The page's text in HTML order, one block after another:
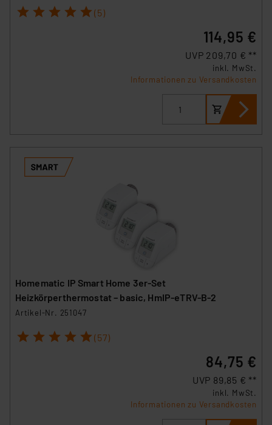
„Einige Drittanbieter verarbeiten personenbezogene
Daten in den USA. Ihre Einwilligung zur Einbindung von
Cookies dieser Drittanbieter umfasst daher ggf. auch
die Verarbeitung Ihrer Daten in den USA gemäß Art. 49
(1) lit. a DSGVO. Nähere Infos zu diesen Drittanbietern
und zu der jeweiligen Datenübermittlung erhalten Sie in
der Datenschutzerklärung. Für die USA besteht kein
Angemessenheitsbeschluss der EU. Dies bedeutet,
besteht etwa das Risiko, dass US-Behörden
Überwachungsprogrammen verarbeiten, ohne dass
hiergegen Klagemöglichkeiten für Europäer bestehen.
Unsere Kooperation mit diesen Dienstleistern stützt
sich auf die Standarddatenschutzklauseln der
Europäischen Kommission sowie einer eigenen
insbesondere der Art der übermittelten Daten,
verbundenen Risiken.“
1 2 3 4 5 (5)
114,95 €
UVP 209,70 € **
inkl. MwSt.
Informationen zu Versandkosten
Homematic IP Smart Home 3er-Set
Heizkörperthermostat – basic, HmIP-eTRV-B-2
Artikel-Nr. 251047
1 2 3 4 5 (57)
84,75 €
UVP 89,85 € **
inkl. MwSt.
Informationen zu Versandkosten